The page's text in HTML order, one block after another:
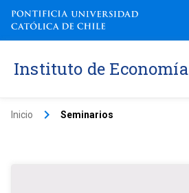
Instituto de Economía
Inicio keyboard_arrow_right Seminarios